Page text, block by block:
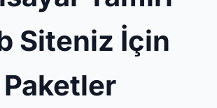
Siteniz İçin
Paketler